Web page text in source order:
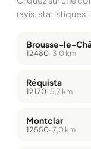
(avis,
Brousse-le-
12480· 3,0 km
Réquista
12170· 5,7 km
Montclar
12550· 7,0 km